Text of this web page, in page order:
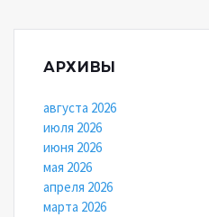
АРХИВЫ
августа 2026
июля 2026
июня 2026
мая 2026
апреля 2026
марта 2026